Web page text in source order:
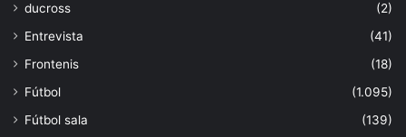
ducross
(2)
Entrevista
(41)
Frontenis
(18)
Fútbol
(1.095)
Fútbol sala
(139)